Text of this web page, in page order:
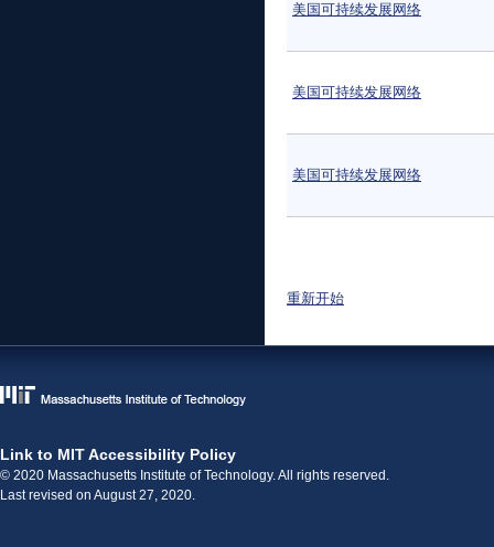
美国可持续发展网络
美国可持续发展网络
美国可持续发展网络
重新开始
Link to MIT Accessibility Policy
© 2020 Massachusetts Institute of Technology. All rights reserved.
Last revised on August 27, 2020.